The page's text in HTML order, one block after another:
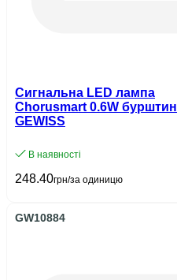
Сигнальна LED лампа
Chorusmart 0.6W бурштин
GEWISS
В наявності
248.40грн/за одиницю
GW10884